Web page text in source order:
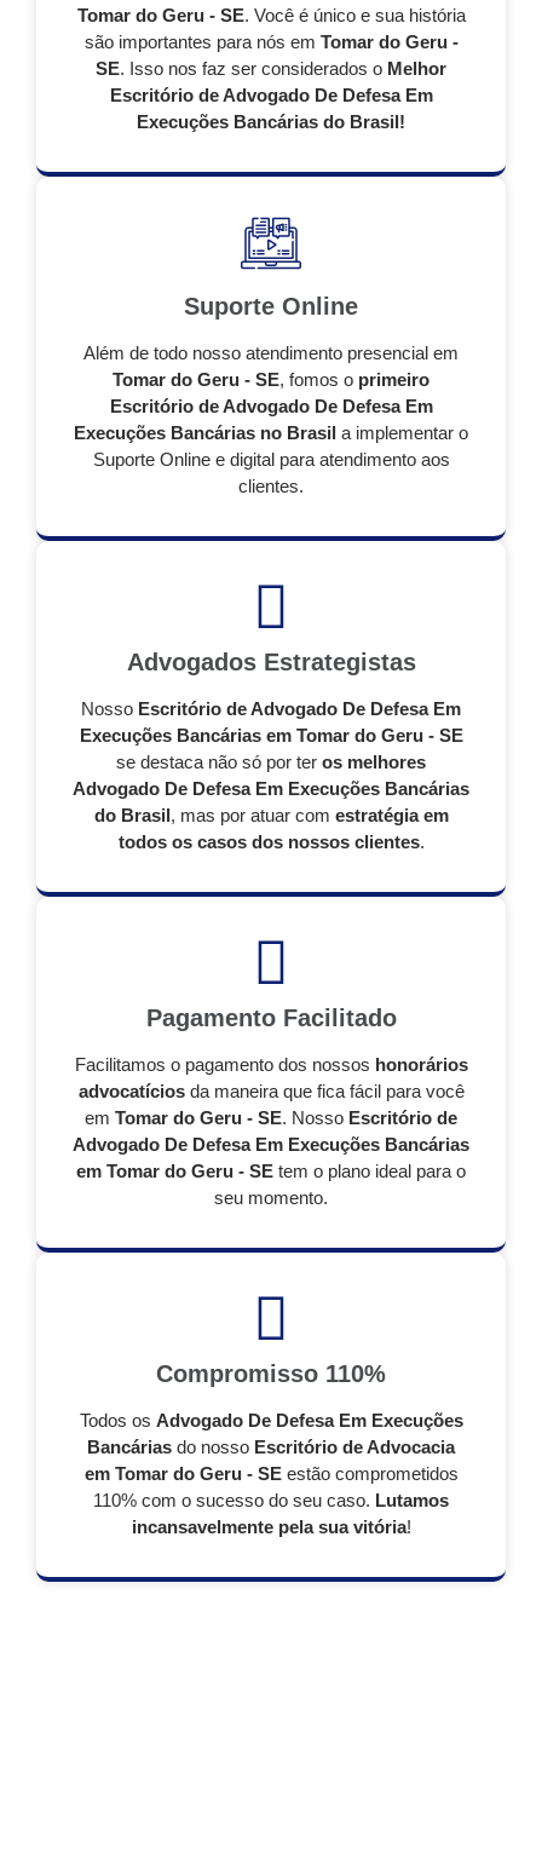
Tomar do Geru - SE. Você é único e sua história
são importantes para nós em Tomar do Geru -
SE. Isso nos faz ser considerados o Melhor
Escritório de Advogado De Defesa Em
Execuções Bancárias do Brasil!
Suporte Online
Além de todo nosso atendimento presencial em
Tomar do Geru - SE, fomos o primeiro
Escritório de Advogado De Defesa Em
Execuções Bancárias no Brasil a implementar o
Suporte Online e digital para atendimento aos
clientes.
Advogados Estrategistas
Nosso Escritório de Advogado De Defesa Em
Execuções Bancárias em Tomar do Geru - SE
se destaca não só por ter os melhores
Advogado De Defesa Em Execuções Bancárias
do Brasil, mas por atuar com estratégia em
todos os casos dos nossos clientes.
Pagamento Facilitado
Facilitamos o pagamento dos nossos honorários
advocatíciosda maneira que fica fácil para você
em Tomar do Geru - SE. Nosso Escritório de
Advogado De Defesa Em Execuções Bancárias
em Tomar do Geru - SE tem o plano ideal para o
seu momento.
Compromisso 110%
Todos os Advogado De Defesa Em Execuções
Bancárias do nosso Escritório de Advocacia
em Tomar do Geru - SEestão comprometidos
110% com o sucesso do seu caso. Lutamos
incansavelmente pela sua vitória!